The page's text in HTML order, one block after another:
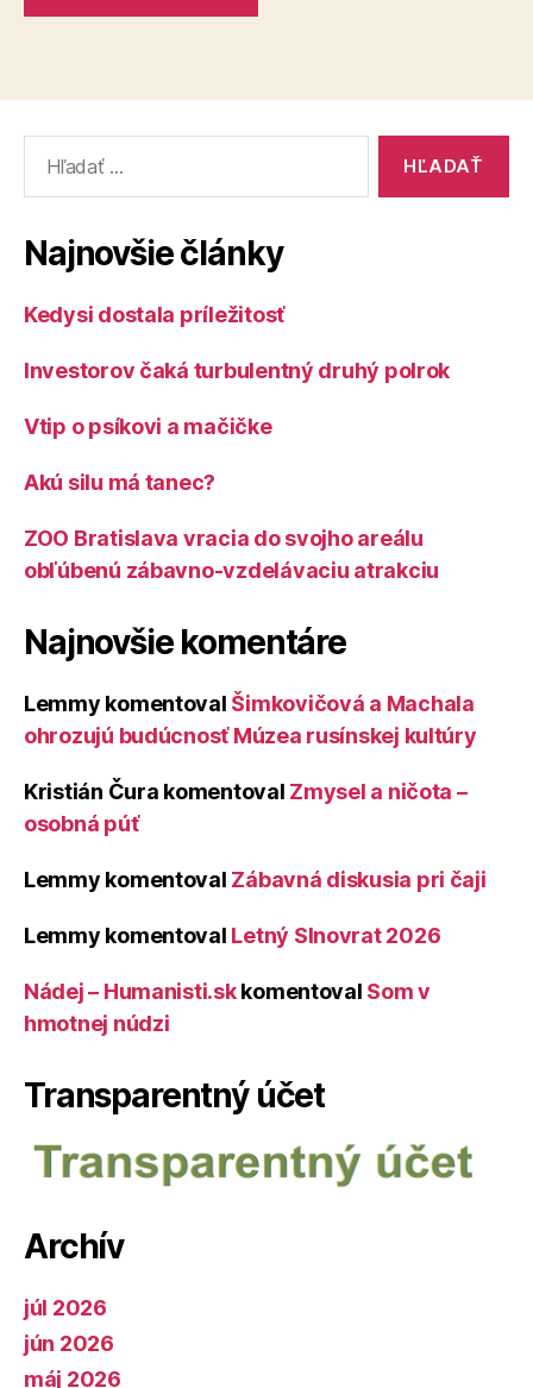
Najnovšie články
Kedysi dostala príležitosť
Investorov čaká turbulentný druhý polrok
Vtip o psíkovi a mačičke
Akú silu má tanec?
ZOO Bratislava vracia do svojho areálu
obľúbenú zábavno-vzdelávaciu atrakciu
Najnovšie komentáre
Lemmy komentoval Šimkovičová a Machala
ohrozujú budúcnosť Múzea rusínskej kultúry
Kristián Čura komentoval Zmysel a ničota –
osobná púť
Lemmy komentoval Zábavná diskusia pri čaji
Lemmy komentoval Letný Slnovrat 2026
Nádej – Humanisti.skkomentoval Som v
hmotnej núdzi
Transparentný účet
Archív
júl 2026
jún 2026
máj 2026